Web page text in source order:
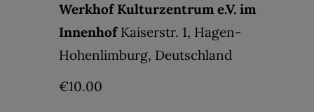
Werkhof Kulturzentrum e.V. im
Innenhof Kaiserstr. 1, Hagen-
Hohenlimburg, Deutschland
€10.00